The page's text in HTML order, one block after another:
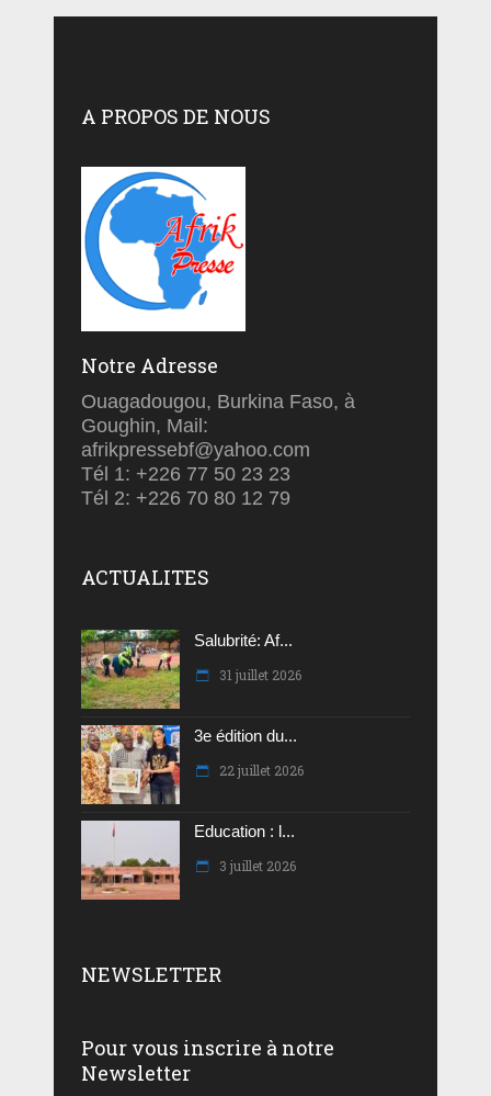
A PROPOS DE NOUS
Notre Adresse
Ouagadougou, Burkina Faso, à
Goughin, Mail:
afrikpressebf@yahoo.com
Tél 1: +226 77 50 23 23
Tél 2: +226 70 80 12 79
ACTUALITES
Salubrité: Af...
31 juillet 2026
3e édition du...
22 juillet 2026
Education : l...
3 juillet 2026
NEWSLETTER
Pour vous inscrire à notre
Newsletter